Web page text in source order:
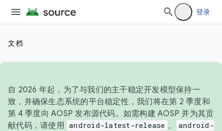
登录
文档
自 2026 年起，为了与我们的主干稳定开发模型保持一
致，并确保生态系统的平台稳定性，我们将在第 2 季度和
第 4 季度向 AOSP 发布源代码。如需构建 AOSP 并为其贡
献代码，请使用 android-latest-release 。
android-